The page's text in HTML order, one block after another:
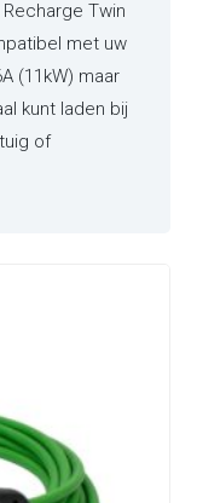
Twin
met uw
(11kW) maar
kunt laden bij
of